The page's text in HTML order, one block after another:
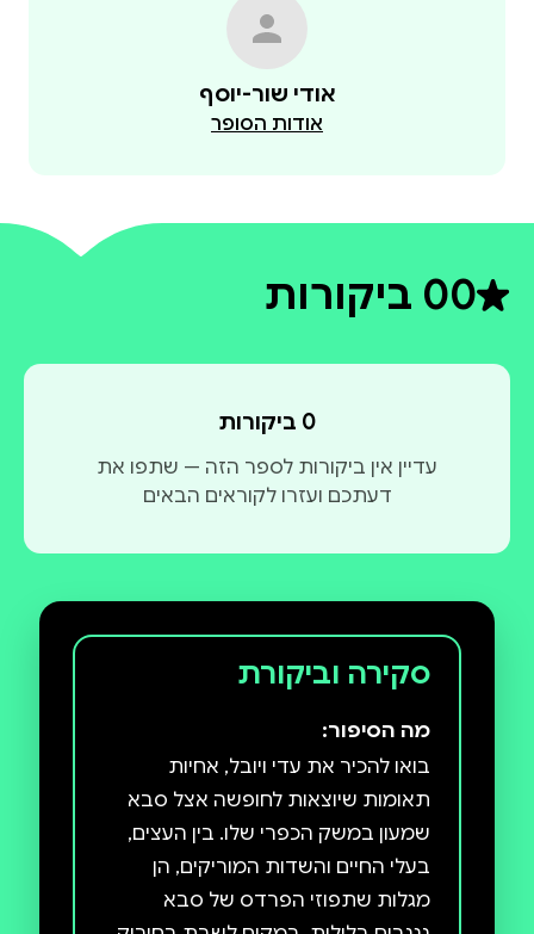
אודי שור-יוסף
אודות הסופר
0דירוג ממוצע 0 מתוך 5
0 ביקורות
0 ביקורות
עדיין אין ביקורות לספר הזה — שתפו את
דעתכם ועזרו לקוראים הבאים
סקירה וביקורת
מה הסיפור:
בואו להכיר את עדי ויובל, אחיות
תאומות שיוצאות לחופשה אצל סבא
שמעון במשק הכפרי שלו. בין העצים,
בעלי החיים והשדות המוריקים, הן
מגלות שתפוזי הפרדס של סבא